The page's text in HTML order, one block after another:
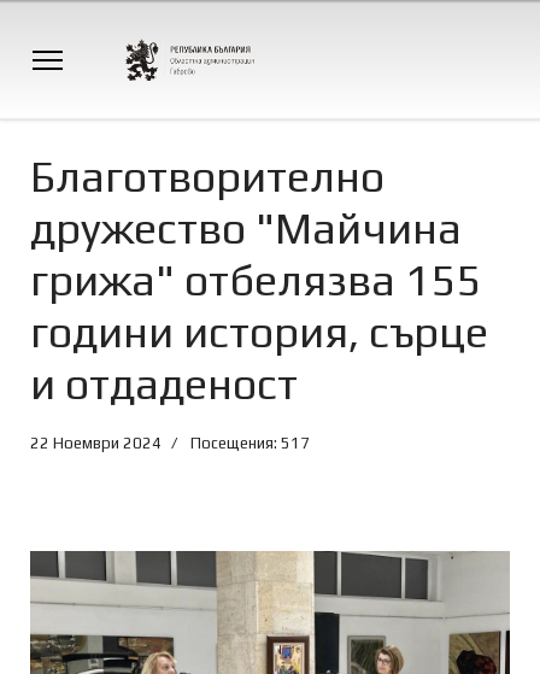
Благотворително
дружество "Майчина
грижа" отбелязва 155
години история, сърце
и отдаденост
22 Ноември 2024 Посещения: 517